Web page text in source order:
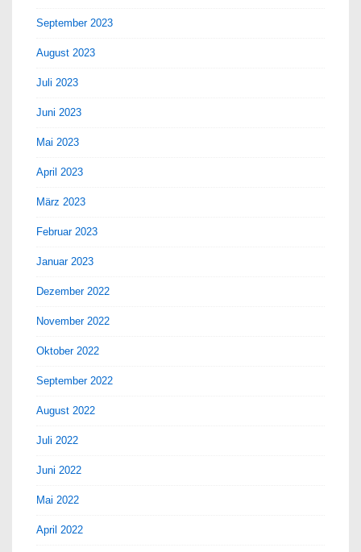
September 2023
August 2023
Juli 2023
Juni 2023
Mai 2023
April 2023
März 2023
Februar 2023
Januar 2023
Dezember 2022
November 2022
Oktober 2022
September 2022
August 2022
Juli 2022
Juni 2022
Mai 2022
April 2022